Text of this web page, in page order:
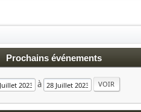
Prochains événements
à